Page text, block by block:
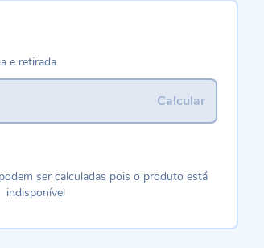
e retirada
Calcular
ser calculadas pois o produto está
indisponível